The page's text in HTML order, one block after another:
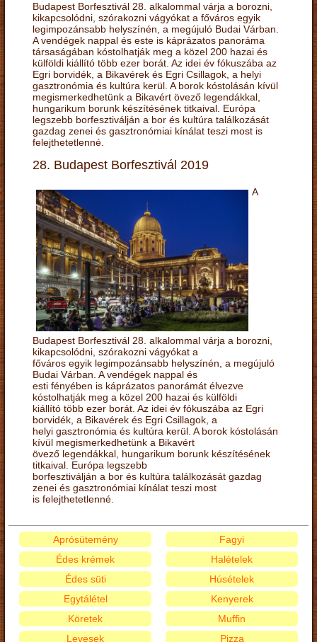
Budapest Borfesztivál 28. alkalommal várja a borozni,
kikapcsolódni, szórakozni vágyókat a főváros egyik
legimpozánsabb helyszínén, a megújuló Budai Várban.
A vendégek nappal és este is káprázatos panoráma
társaságában kóstolhatják meg a közel 200 hazai és
külföldi kiállító több ezer borát. Az idei év fókuszába az
Egri borvidék, a Bikavérek és Egri Csillagok, a helyi
gasztronómia és kultúra kerül. A borok kóstolásán kívül
megismerkedhetünk a Bikavért övező legendákkal,
hungarikum borunk készítésének titkaival. Európa
legszebb borfesztiválján a bor és kultúra találkozását
gazdag zenei és gasztronómiai kínálat teszi most is
felejthetetlenné.
28. Budapest Borfesztivál 2019
A
Budapest Borfesztivál 28. alkalommal várja a borozni,
kikapcsolódni, szórakozni vágyókat a
főváros egyik legimpozánsabb helyszínén, a megújuló
Budai Várban. A vendégek nappal és
esti fényében is káprázatos panorámát élvezve
kóstolhatják meg a közel 200 hazai és külföldi
kiállító több ezer borát. Az idei év fókuszába az Egri
borvidék, a Bikavérek és Egri Csillagok, a
helyi gasztronómia és kultúra kerül. A borok kóstolásán
kívül megismerkedhetünk a Bikavért
övező legendákkal, hungarikum borunk készítésének
titkaival. Európa legszebb
borfesztiválján a bor és kultúra találkozását gazdag
zenei és gasztronómiai kínálat teszi most
is felejthetetlenné.
Aprósütemény
Édes krémek
Édes süti
Egytálétel
Fagyi
Halételek
Húsételek
Kenyerek
Köretek
Levesek
Muffin
Pizza